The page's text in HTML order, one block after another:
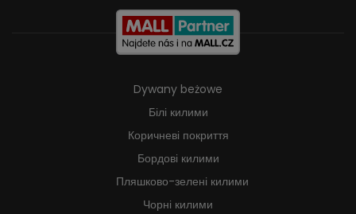
Dywany beżowe
Білі килими
Коричневі покриття
Бордові килими
Пляшково-зелені килими
Чорні килими